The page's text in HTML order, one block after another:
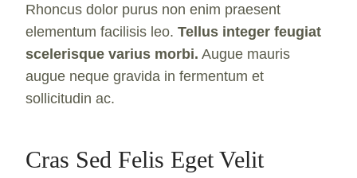
Rhoncus dolor purus non enim praesent
elementum facilisis leo. Tellus integer feugiat
scelerisque varius morbi. Augue mauris
augue neque gravida in fermentum et
sollicitudin ac.
Cras Sed Felis Eget Velit